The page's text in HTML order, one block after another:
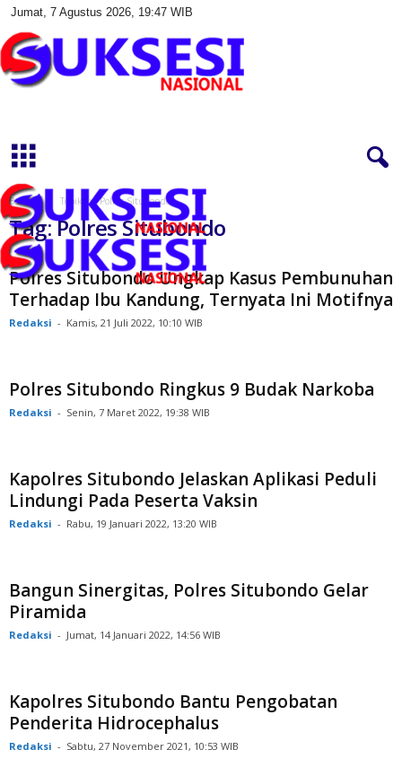
Jumat, 7 Agustus 2026, 19:47 WIB
s
i
a
s
Beranda Topik Polres Situbondo
Tag: Polres Situbondo
Polres Situbondo Ungkap Kasus Pembunuhan
Terhadap Ibu Kandung, Ternyata Ini Motifnya
Redaksi - Kamis, 21 Juli 2022, 10:10 WIB
Polres Situbondo Ringkus 9 Budak Narkoba
Redaksi - Senin, 7 Maret 2022, 19:38 WIB
Kapolres Situbondo Jelaskan Aplikasi Peduli
Lindungi Pada Peserta Vaksin
Redaksi - Rabu, 19 Januari 2022, 13:20 WIB
Bangun Sinergitas, Polres Situbondo Gelar
Piramida
Redaksi - Jumat, 14 Januari 2022, 14:56 WIB
Kapolres Situbondo Bantu Pengobatan
Penderita Hidrocephalus
Redaksi - Sabtu, 27 November 2021, 10:53 WIB